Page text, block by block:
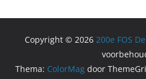
Copyright © 2026 200e FOS
Thema: ColorMagdoor